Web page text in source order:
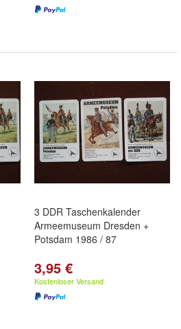
3 DDR Taschenkalender
Armeemuseum Dresden +
Potsdam 1986 / 87
3,95 €
Kostenloser Versand